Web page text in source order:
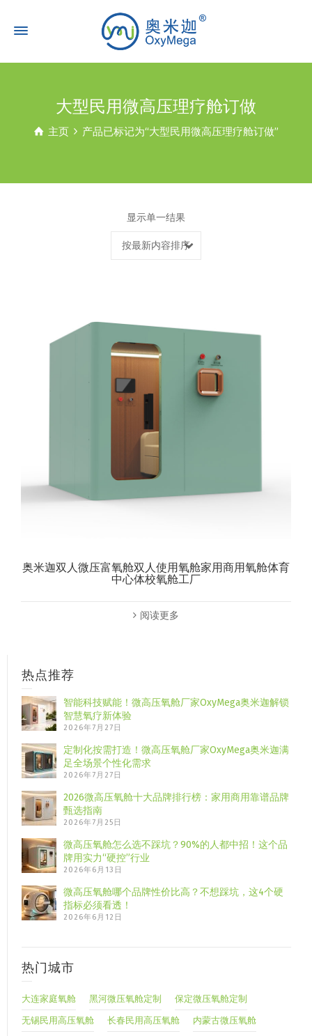
大型民用微高压理疗舱订做
主页 产品已标记为“大型民用微高压理疗舱订做”
显示单一结果
按最新内容排序
奥米迦双人微压富氧舱双人使用氧舱家用商用氧舱体育
中心体校氧舱工厂
阅读更多
热点推荐
智能科技赋能！微高压氧舱厂家OxyMega奥米迦解锁
智慧氧疗新体验
2026年7月27日
定制化按需打造！微高压氧舱厂家OxyMega奥米迦满
足全场景个性化需求
2026年7月27日
2026微高压氧舱十大品牌排行榜：家用商用靠谱品牌
甄选指南
2026年7月25日
微高压氧舱怎么选不踩坑？90%的人都中招！这个品
牌用实力“硬控”行业
2026年6月13日
微高压氧舱哪个品牌性价比高？不想踩坑，这4个硬
指标必须看透！
2026年6月12日
热门城市
大连家庭氧舱 黑河微压氧舱定制 保定微压氧舱定制
无锡民用高压氧舱 长春民用高压氧舱 内蒙古微压氧舱